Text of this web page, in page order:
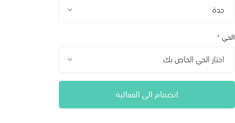
جدة
الحي*
اختار الحي الخاص بك
انضمام الى الفعالية